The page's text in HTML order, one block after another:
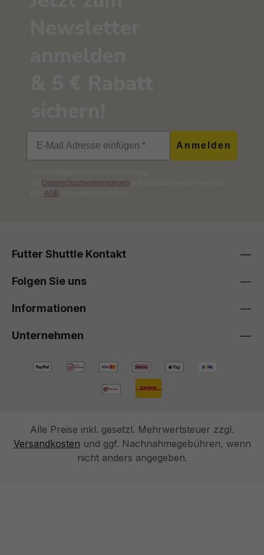
Email
Anmelden
Datenschutzbestimmungen
AGB
Futter Shuttle Kontakt
Folgen Sie uns
Informationen
Unternehmen
Alle Preise inkl. gesetzl. Mehrwertsteuer zzgl.
Versandkosten und ggf. Nachnahmegebühren, wenn
nicht anders angegeben.